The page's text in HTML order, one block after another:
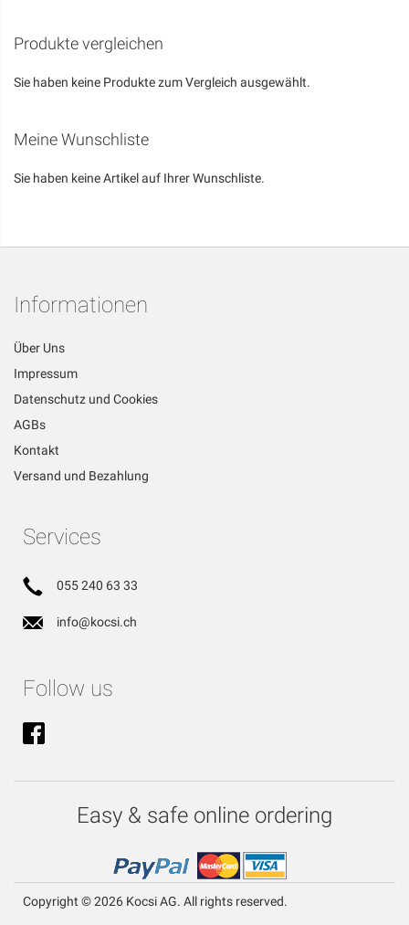
Produkte vergleichen
Sie haben keine Produkte zum Vergleich ausgewählt.
Meine Wunschliste
Sie haben keine Artikel auf Ihrer Wunschliste.
Informationen
Über Uns
Impressum
Datenschutz und Cookies
AGBs
Kontakt
Versand und Bezahlung
Services
055 240 63 33
info@kocsi.ch
Follow us
Easy & safe online ordering
Copyright © 2026 Kocsi AG. All rights reserved.